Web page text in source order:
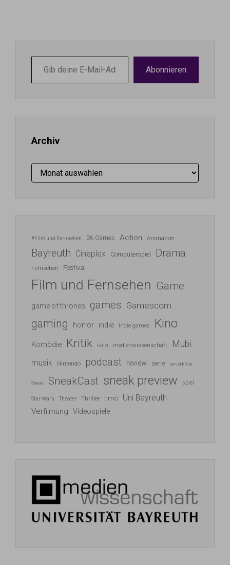
deine
E-
Abonnieren
Archiv
Archiv
#Film und Fernsehen 26 Games Action Animation
Bayreuth Cineplex Computerspiel Drama
Fernsehen Festival
Film und Fernsehen Game
game of thrones games Gamescom
gaming horror indie Indie games Kino
Komödie Kritik Kunst medienwissenschaft Mubi
musik Nintendo podcast review serie serienkiller
Sneak SneakCast sneak preview spiel
Star Wars Theater Thriller timo Uni Bayreuth
Verfilmung Videospiele